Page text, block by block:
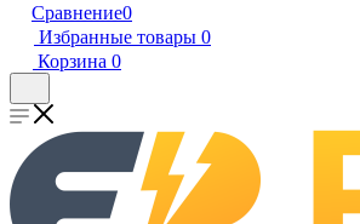
Сравнение0
Избранные товары 0
Корзина 0